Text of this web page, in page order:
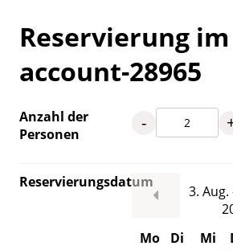
Reservierung im
account-28965
Anzahl der
Personen
-
Reservierungsdatum
3. Aug.
Mo
Di Mi